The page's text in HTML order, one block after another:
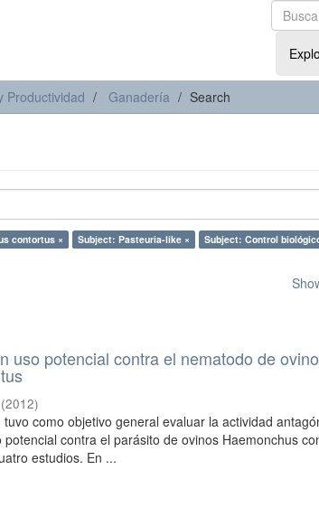
Productividad Ganadería Search
contortus × Subject: Pasteuria-like ×
Subject: Control
uso potencial contra el nematodo de
(2012)
como objetivo general evaluar la actividad
contra el parásito de ovinos Haemonchus
estudios. En ...